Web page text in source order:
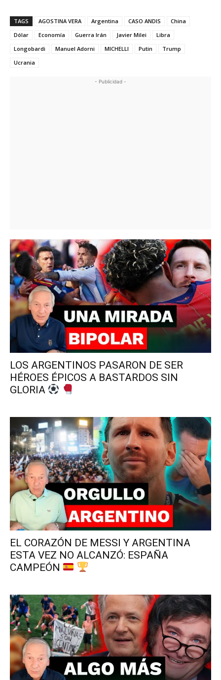
TAGS AGOSTINA VERA Argentina CASO ANDIS
China
Dólar
Economía Guerra Irán Javier Milei
Libra
Longobardi
Manuel Adorni MICHELLI Putin
Trump
Ucrania
- Publicidad -
LOS ARGENTINOS PASARON DE SER
HÉROES ÉPICOS A BASTARDOS SIN
GLORIA
EL CORAZÓN DE MESSI Y ARGENTINA
ESTA VEZ NO ALCANZÓ: ESPAÑA
CAMPEÓN